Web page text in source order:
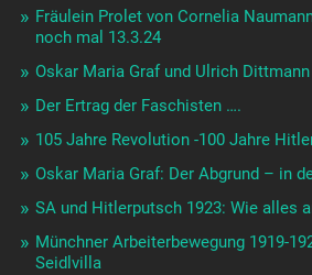
Fräulein Prolet von Cornelia
noch mal 13.3.24
Oskar Maria Graf und Ulrich Dittmann
Der Ertrag der Faschisten ….
105 Jahre Revolution -100 Jahre
Oskar Maria Graf: Der Abgrund – in
SA und Hitlerputsch 1923: Wie alles
Münchner Arbeiterbewegung 1919-
Seidlvilla